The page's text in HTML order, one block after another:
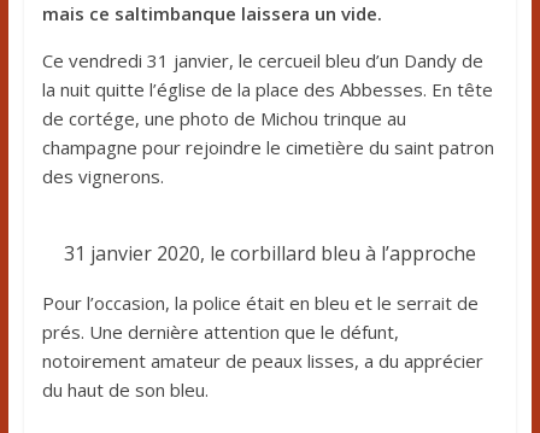
mais ce saltimbanque laissera un vide.
Ce vendredi 31 janvier, le cercueil bleu d’un Dandy de
la nuit quitte l’église de la place des Abbesses. En tête
de cortége, une photo de Michou trinque au
champagne pour rejoindre le cimetière du saint patron
des vignerons.
31 janvier 2020, le corbillard bleu à l’approche
Pour l’occasion, la police était en bleu et le serrait de
prés. Une dernière attention que le défunt,
notoirement amateur de peaux lisses, a du apprécier
du haut de son bleu.